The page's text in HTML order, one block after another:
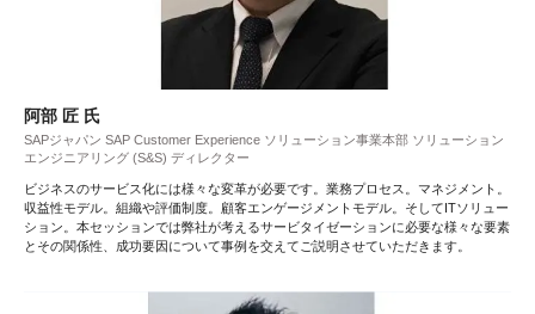
阿部 匠 氏
SAPジャパン SAP Customer Experience ソリューション事業本部 ソリューション
エンジニアリング (S&S) ディレクター
ビジネスのサービス化には様々な変革が必要です。業務プロセス。マネジメント。
収益性モデル。組織や評価制度。顧客エンゲージメントモデル。そしてITソリュー
ション。本セッションでは弊社が考えるサービタイゼーションに必要な様々な要素
とその関係性、成功要因について事例を交えてご説明させていただきます。